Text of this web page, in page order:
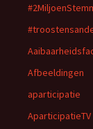
Afbeeldingen
aparticipatie
AparticipatieTV